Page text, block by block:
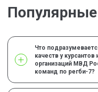
Что
качеств у
организаций МВД
команд по регби-7?